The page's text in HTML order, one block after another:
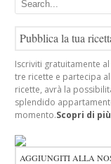
Pubblica la tua
Iscriviti gratuitamente
tre ricette e partecipa
ricette, avrà la
splendido
momento.Scopri di
AGGIUNGITI ALLA